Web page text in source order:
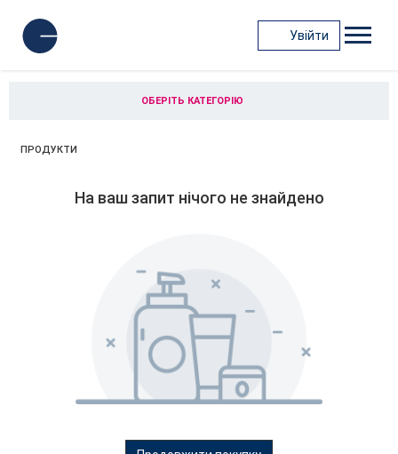
Увійти
ОБЕРІТЬ КАТЕГОРІЮ
ПРОДУКТИ
На ваш запит нічого не знайдено